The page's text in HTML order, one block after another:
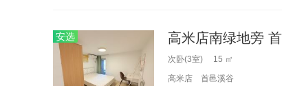
安选
次卧(3室) 15 ㎡
高米店
首邑溪谷